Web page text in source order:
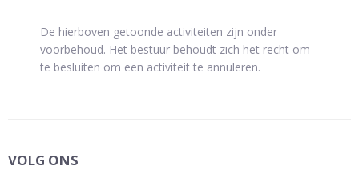
De hierboven getoonde activiteiten zijn onder
voorbehoud. Het bestuur behoudt zich het recht om
te besluiten om een activiteit te annuleren.
VOLG ONS